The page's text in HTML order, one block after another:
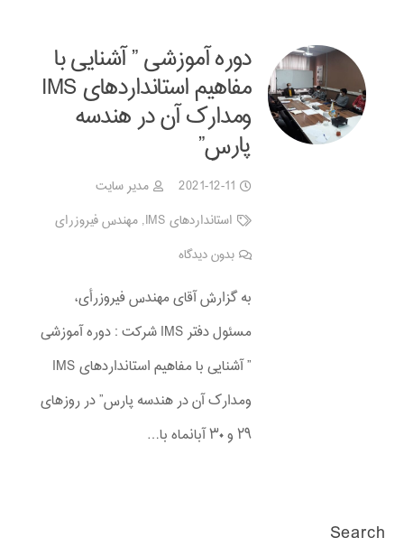
دوره آموزشی ” آشنایی با
مفاهیم استانداردهای IMS
ومدارک آن در هندسه
پارس”
2021-12-11
مدیر سایت
استانداردهای IMS
,مهندس فیروزرای
بدون دیدگاه
به گزارش آقای مهندس فیروزرأی،
مسئول دفتر IMS شرکت : دوره آموزشی
” آشنایی با مفاهیم استانداردهای IMS
ومدارک آن در هندسه پارس” در روزهای
۲۹ و ۳۰ آبانماه با…
Search